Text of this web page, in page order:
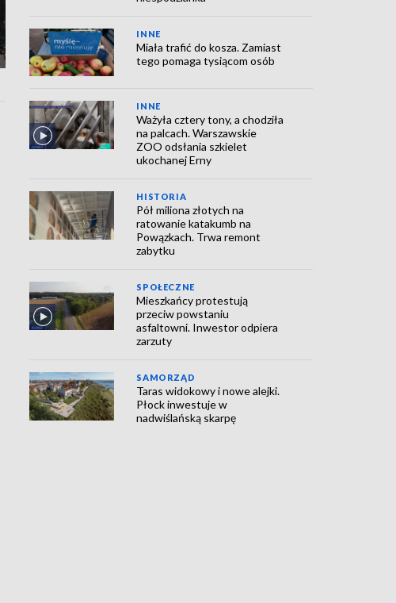
INNE
Miała trafić do kosza. Zamiast
tego pomaga tysiącom osób
INNE
Ważyła cztery tony, a chodziła
na palcach. Warszawskie
ZOO odsłania szkielet
ukochanej Erny
HISTORIA
Pół miliona złotych na
ratowanie katakumb na
Powązkach. Trwa remont
zabytku
SPOŁECZNE
Mieszkańcy protestują
przeciw powstaniu
asfaltowni. Inwestor odpiera
zarzuty
SAMORZĄD
Taras widokowy i nowe alejki.
Płock inwestuje w
nadwiślańską skarpę